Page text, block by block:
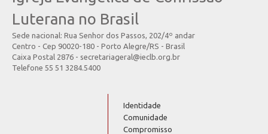
Luterana no Brasil
Sede nacional: Rua Senhor dos Passos, 202/4º andar
Centro - Cep 90020-180 - Porto Alegre/RS - Brasil
Caixa Postal 2876 - secretariageral@ieclb.org.br
Telefone 55 51 3284.5400
Identidade
Comunidade
Compromisso